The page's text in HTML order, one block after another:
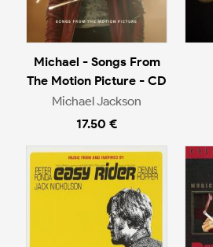
Michael - Songs From
The Motion Picture - CD
Michael Jackson
17.50 €